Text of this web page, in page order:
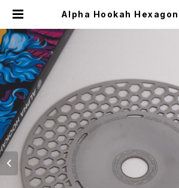
Alpha Hookah Hexagon